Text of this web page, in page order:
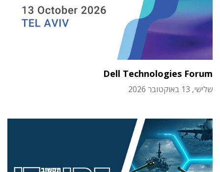
Dell Technologies Forum
שלישי, 13 באוקטובר 2026